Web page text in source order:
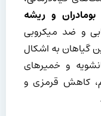
بومادران و ریشه
و ضد میکروبی
گیاهان به اشکال
و خمیرهای
کاهش قرمزی و